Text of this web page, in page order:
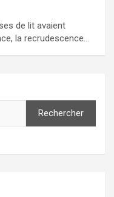
de lit avaient
la recrudescence…
Rechercher